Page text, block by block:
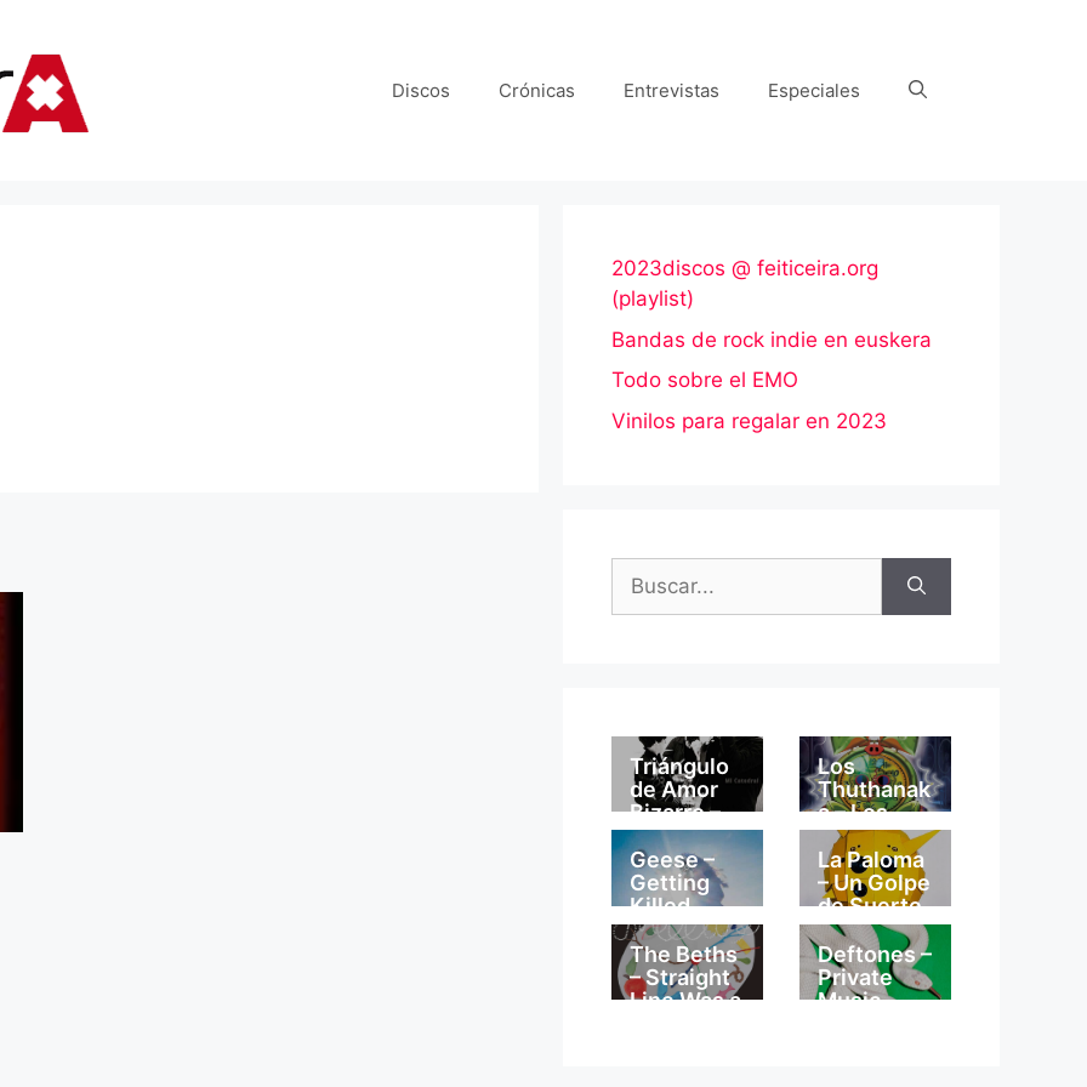
Discos Crónicas Entrevistas Especiales
2023discos @ feiticeira.org
(playlist)
Bandas de rock indie en euskera
Todo sobre el EMO
Vinilos para regalar en 2023
Triángulo
de Amor
Bizarro –
Mi
Catedral
Los
Thuthanak
a – Los
Thuthanak
a
Geese –
Getting
Killed
La Paloma
– Un Golpe
de Suerte
The Beths
– Straight
Line Was a
Deftones –
Private
Music